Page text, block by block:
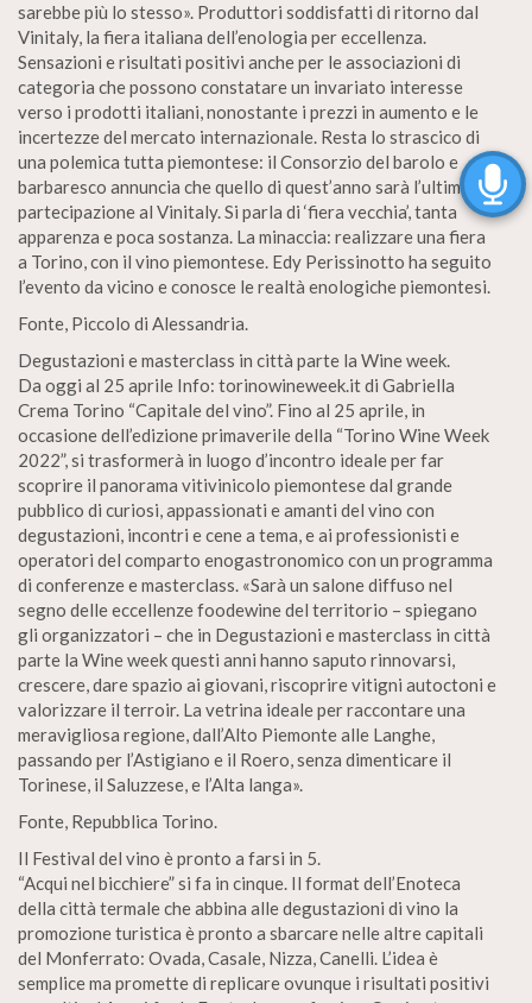
sarebbe più lo stesso». Produttori soddisfatti di ritorno dal
Vinitaly, la fiera italiana dell’enologia per eccellenza.
Sensazioni e risultati positivi anche per le associazioni di
categoria che possono constatare un invariato interesse
verso i prodotti italiani, nonostante i prezzi in aumento e le
incertezze del mercato internazionale. Resta lo strascico di
una polemica tutta piemontese: il Consorzio del barolo e
barbaresco annuncia che quello di quest’anno sarà l’ultima
partecipazione al Vinitaly. Si parla di ‘fiera vecchia’, tanta
apparenza e poca sostanza. La minaccia: realizzare una fiera
a Torino, con il vino piemontese. Edy Perissinotto ha seguito
l’evento da vicino e conosce le realtà enologiche piemontesi.
Fonte, Piccolo di Alessandria.
Degustazioni e masterclass in città parte la Wine week.
Da oggi al 25 aprile Info: torinowineweek.it di Gabriella
Crema Torino “Capitale del vino”. Fino al 25 aprile, in
occasione dell’edizione primaverile della “Torino Wine Week
2022”, si trasformerà in luogo d’incontro ideale per far
scoprire il panorama vitivinicolo piemontese dal grande
pubblico di curiosi, appassionati e amanti del vino con
degustazioni, incontri e cene a tema, e ai professionisti e
operatori del comparto enogastronomico con un programma
di conferenze e masterclass. «Sarà un salone diffuso nel
segno delle eccellenze foodewine del territorio – spiegano
gli organizzatori – che in Degustazioni e masterclass in città
parte la Wine week questi anni hanno saputo rinnovarsi,
crescere, dare spazio ai giovani, riscoprire vitigni autoctoni e
valorizzare il terroir. La vetrina ideale per raccontare una
meravigliosa regione, dall’Alto Piemonte alle Langhe,
passando per l’Astigiano e il Roero, senza dimenticare il
Torinese, il Saluzzese, e l’Alta langa».
Fonte, Repubblica Torino.
Il Festival del vino è pronto a farsi in 5.
“Acqui nel bicchiere” si fa in cinque. Il format dell’Enoteca
della città termale che abbina alle degustazioni di vino la
promozione turistica è pronto a sbarcare nelle altre capitali
del Monferrato: Ovada, Casale, Nizza, Canelli. L’idea è
semplice ma promette di replicare ovunque i risultati positivi